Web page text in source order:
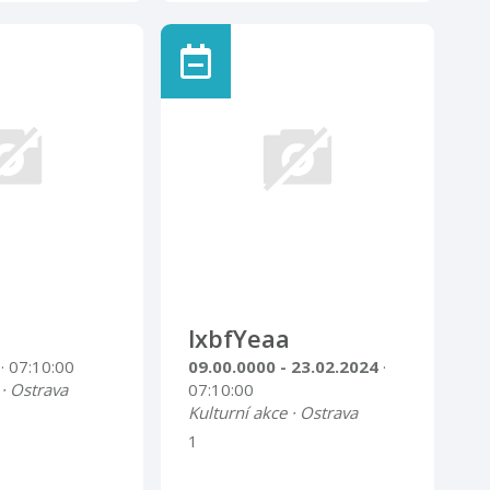
· 07:10:00
Ostrava
lxbfYeaa
09.00.0000 - 23.02.2024 ·
07:10:00
Kulturní akce · Ostrava
1